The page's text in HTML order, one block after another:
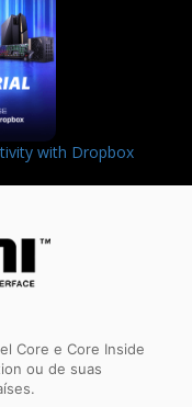
with Dropbox
Core e Core Inside
ou de suas